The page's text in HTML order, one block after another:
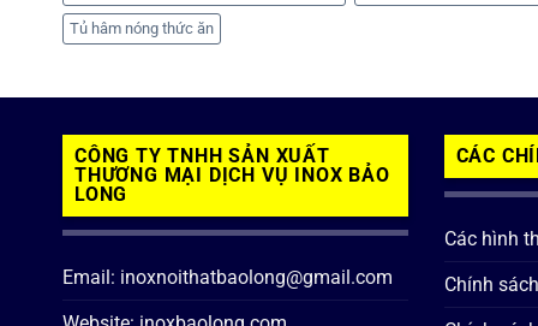
Tủ hâm nóng thức ăn
CÔNG TY TNHH SẢN XUẤT
THƯƠNG MẠI DỊCH VỤ INOX BẢO
LONG
Email: inoxnoithatbaolong@gmail.com
CÁC
Các hình
Chính